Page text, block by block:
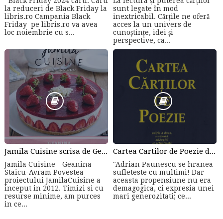
la reduceri de Black Friday la
libris.ro Campania Black
Friday pe libris.ro va avea
loc noiembrie cu s...
sunt legate în mod
inextricabil. Cărțile ne oferă
acces la un univers de
cunoștințe, idei și
perspective, ca...
Jamila Cuisine scrisa de Geanina Staicu-Avram
Jamila Cuisine - Geanina
Staicu-Avram Povestea
proiectului JamilaCuisine a
inceput in 2012. Timizi si cu
resurse minime, am purces
in ce...
Cartea Cartilor de Poezie de Adrian Paunescu
"Adrian Paunescu se hranea
sufleteste cu multimi! Dar
aceasta propensiune nu era
demagogica, ci expresia unei
mari generozitati; ce...